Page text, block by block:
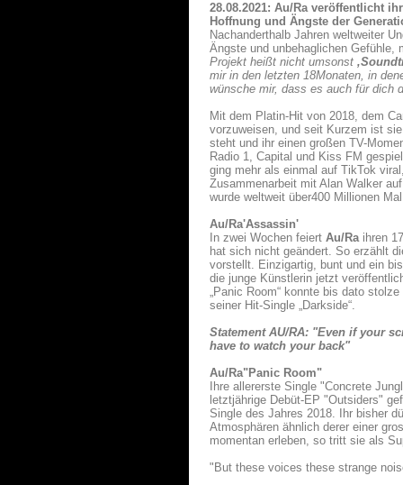
28.08.2021: Au/Ra veröffentlicht
Hoffnung und Ängste der
Nachanderthalb Jahren weltweiter
Ängste und unbehaglichen
Projekt heißt nicht umsonst
mir in den letzten 18Monaten, in
wünsche mir, dass es auch für dich
Mit dem Platin-Hit von 2018, dem
vorzuweisen, und seit Kurzem ist
steht und ihr einen großen TV-
Radio 1, Capital und Kiss FM
ging mehr als einmal auf TikTok
Zusammenarbeit mit Alan Walker
wurde weltweit über400 Millionen
Au/Ra'Assassin'
In zwei Wochen feiert Au/Raihren
hat sich nicht geändert. So erzählt
vorstellt. Einzigartig, bunt und ein
die junge Künstlerin jetzt
„Panic Room“ konnte bis dato
seiner Hit-Single „Darkside“.
Statement AU/RA: "Even if your
have to watch your back"
Au/Ra"Panic Room"
Ihre allererste Single "Concrete
letztjährige Debüt-EP "Outsiders"
Single des Jahres 2018. Ihr bisher
Atmosphären ähnlich derer einer
momentan erleben, so tritt sie als
"But these voices these strange